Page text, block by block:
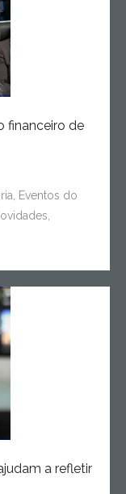
financeiro de
Eventos do
a refletir